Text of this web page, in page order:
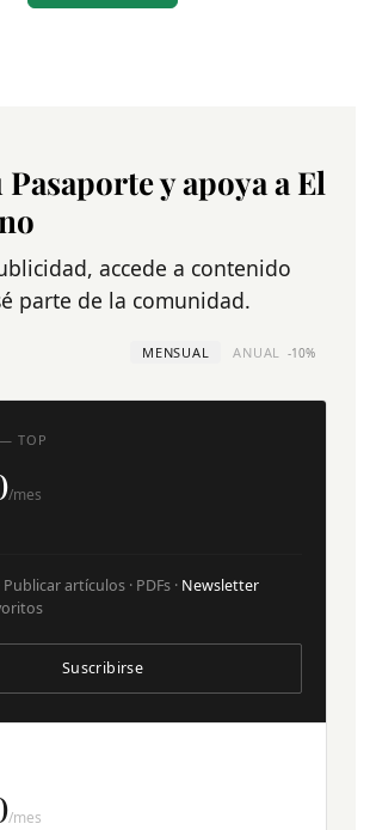
y apoya a El
accede a contenido
parte de la comunidad.
MENSUAL ANUAL -10%
/mes
TOP
/mes
Publicar artículos · PDFs · Newsletter
Suscribirse